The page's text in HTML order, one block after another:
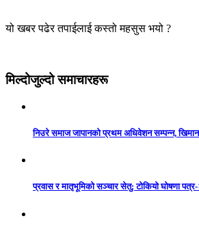
यो खबर पढेर तपाईलाई कस्तो महसुस भयो ?
मिल्दोजुल्दो समाचारहरू
निउरे समाज जापानको प्रथम अधिवेशन सम्पन्न,
प्रवास र मातृभूमिको सञ्चार सेतु: टोकियो घोषणा